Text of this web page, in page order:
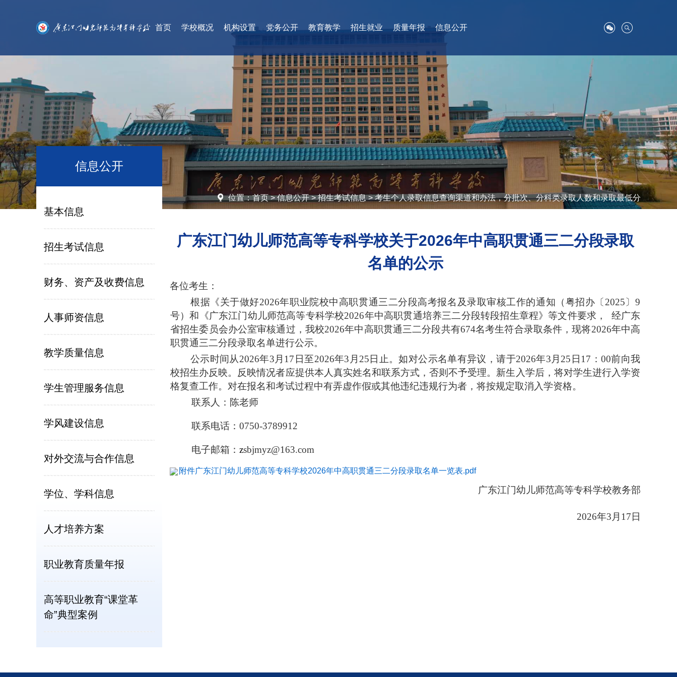
首页 学校概况 机构设置 党务公开 教育教学 招生就业 质量年报 信息公开
位置：首页>信息公开>招生考试信息>考生个人录取信息查询渠道和办法，分批次、分科类录取人数和录取最低分
信息公开
基本信息
招生考试信息
财务、资产及收费信息
人事师资信息
教学质量信息
学生管理服务信息
学风建设信息
对外交流与合作信息
学位、学科信息
人才培养方案
职业教育质量年报
高等职业教育“课堂革
命”典型案例
广东江门幼儿师范高等专科学校关于2026年中高职贯通三二分段录取
名单的公示
各位考生：
根据《关于做好2026年职业院校中高职贯通三二分段高考报名及录取审核工作的通知（粤招办〔 2025 〕9
号）和《广东江门幼儿师范高等专科学校2026年中高职贯通培养三二分段转段招生章程》等文件要求，
经广东
省招生委员会办公室审核通过，我校2026年中高职贯通三二分段共有674名考生符合录取条件，现将2026年中高
职贯通三二分段录取名单进行公示。
公示时间从2026年3月 17 日至2026年3月 25 日止。如对公示名单有异议，请于2026年3月 25 日 17：00前向我
校招生办反映。反映情况者应提供本人真实姓名和联系方式，否则不予受理。新生入学后，将对学生进行入学资
格复查工作。对在报名和考试过程中有弄虚作假或其他违纪违规行为者，将按规定取消入学资格。
联系人：陈老师
联系电话： 0750-3789912
电子邮箱： zsbjmyz@163.com
附件广东江门幼儿师范高等专科学校2026年中高职贯通三二分段录取名单一览表.pdf
广东江门幼儿师范高等专科学校教务部
2026年3月 17日